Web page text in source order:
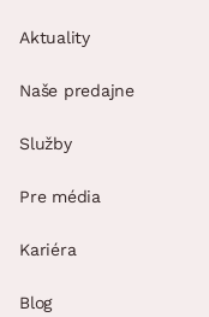
Aktuality
Naše predajne
Služby
Pre média
Kariéra
Blog